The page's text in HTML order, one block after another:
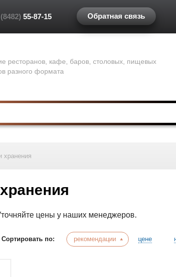
55-87-15 Обратная связь
ресторанов, кафе, баров, столовых, пищевых
разного формата
хранения
цены у наших менеджеров.
Сортировать по: рекомендации цене